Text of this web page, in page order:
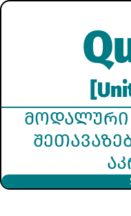
ᲛᲝᲓᲐᲚᲣᲠᲘ